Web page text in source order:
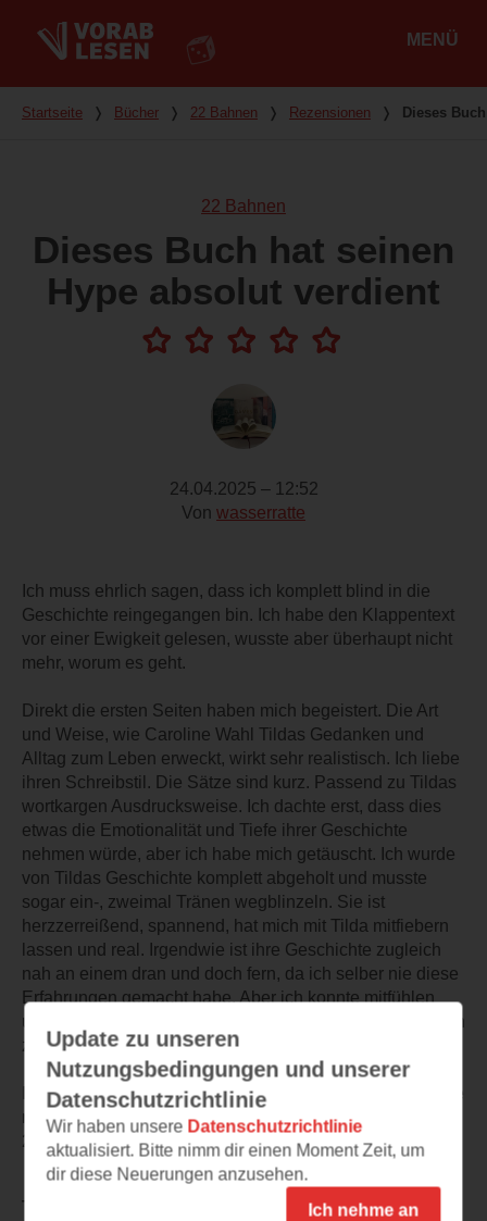
MENÜ
Du bist hier
Startseite ❭ Bücher ❭ 22 Bahnen ❭ Rezensionen ❭ Dieses
22 Bahnen
Dieses Buch hat seinen
Hype absolut verdient
24.04.2025 – 12:52
Von wasserratte
Ich muss ehrlich sagen, dass ich komplett blind in die
Geschichte reingegangen bin. Ich habe den Klappentext
vor einer Ewigkeit gelesen, wusste aber überhaupt nicht
mehr, worum es geht.
Direkt die ersten Seiten haben mich begeistert. Die Art
und Weise, wie Caroline Wahl Tildas Gedanken und
Alltag zum Leben erweckt, wirkt sehr realistisch. Ich liebe
ihren Schreibstil. Die Sätze sind kurz. Passend zu Tildas
wortkargen Ausdrucksweise. Ich dachte erst, dass dies
etwas die Emotionalität und Tiefe ihrer Geschichte
nehmen würde, aber ich habe mich getäuscht. Ich wurde
von Tildas Geschichte komplett abgeholt und musste
sogar ein-, zweimal Tränen wegblinzeln. Sie ist
herzzerreißend, spannend, hat mich mit Tilda mitfiebern
lassen und real. Irgendwie ist ihre Geschichte zugleich
nah an einem dran und doch fern, da ich selber nie diese
Erfahrungen gemacht habe. Aber ich konnte mitfühlen
und sie verstehen. Das habe ich geliebt und hat das Buch
zu etwas einzigartigen werden lassen.
Ich freue mich schon auf Windstärke 17, denn das musste
natürlich direkt einziehen.
22 Bahnen ist eine Herzensempfehlung ❤️
TEILEN
Update zu unseren
Nutzungsbedingungen und unserer
Datenschutzrichtlinie
Wir haben unsere Datenschutzrichtlinie
aktualisiert. Bitte nimm dir einen Moment Zeit, um
dir diese Neuerungen anzusehen.
Ich nehme an